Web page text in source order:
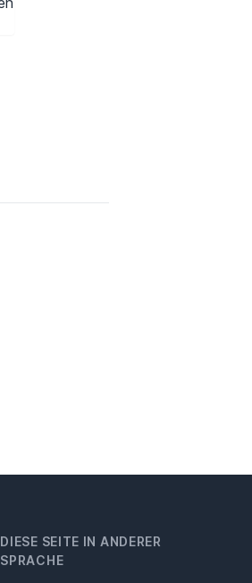
DIESE SEITE IN ANDERER
SPRACHE